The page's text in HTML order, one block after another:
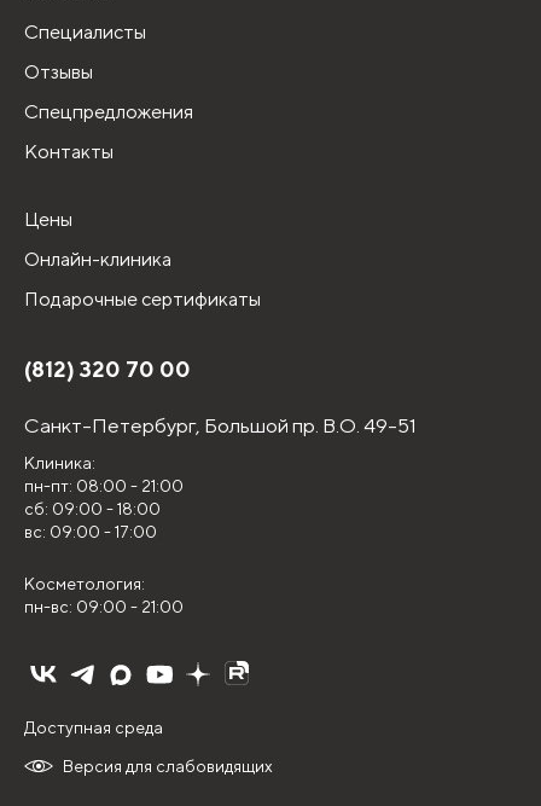
Специалисты
Отзывы
Спецпредложения
Контакты
Цены
Онлайн-клиника
Подарочные сертификаты
(812) 320 70 00
Санкт-Петербург, Большой пр. В.О. 49-51
Клиника:
пн-пт: 08:00 - 21:00
сб: 09:00 - 18:00
вс: 09:00 - 17:00
Косметология:
пн-вс: 09:00 - 21:00
Версия для слабовидящих
Доступная среда